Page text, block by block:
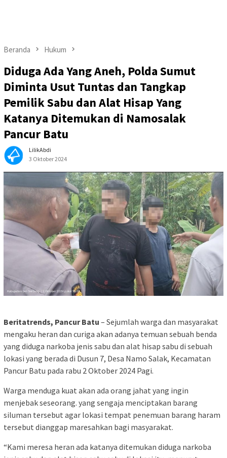
Beranda Hukum
Diduga Ada Yang Aneh, Polda Sumut
Diminta Usut Tuntas dan Tangkap
Pemilik Sabu dan Alat Hisap Yang
Katanya Ditemukan di Namosalak
Pancur Batu
LilikAbdi
3 Oktober 2024
Beritatrends, Pancur Batu – Sejumlah warga dan masyarakat
mengaku heran dan curiga akan adanya temuan sebuah benda
yang diduga narkoba jenis sabu dan alat hisap sabu di sebuah
lokasi yang berada di Dusun 7, Desa Namo Salak, Kecamatan
Pancur Batu pada rabu 2 Oktober 2024 Pagi.
Warga menduga kuat akan ada orang jahat yang ingin
menjebak seseorang. yang sengaja menciptakan barang
siluman tersebut agar lokasi tempat penemuan barang haram
tersebut dianggap maresahkan bagi masyarakat.
“Kami meresa heran ada katanya ditemukan diduga narkoba